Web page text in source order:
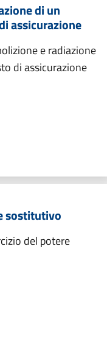
di un
assicurazione
e radiazione
di assicurazione
sostitutivo
del potere